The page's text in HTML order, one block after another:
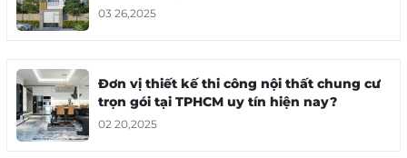
Mẫu thiết kế căn hộ dịch vụ sang trọng và
tiện ích
02 20,2025
03 26,2025
Đơn vị thiết kế thi công nội thất chung cư
trọn gói tại TPHCM uy tín hiện nay?
02 20,2025